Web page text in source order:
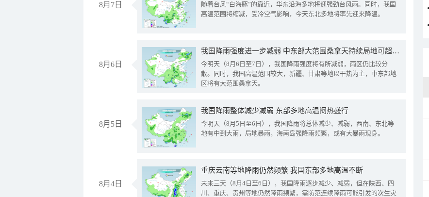
8月7日
随着台风“白海豚”的靠近，华东沿海多地将迎强劲台风雨。同时，我国
高温范围将缩减，受冷空气影响，今天东北多地将率先迎来降温。
8月6日
我国降雨强度进一步减弱 中东部大范围桑拿天持续局地可超38℃
今明天（8月6日至7日），我国降雨强度将有所减弱，雨区仍比较分
散。同时，我国高温范围较大，新疆、甘肃等地以干热为主，中东部地
区将有大范围桑拿天。
8月5日
我国降雨整体减少减弱 东部多地高温闷热盛行
今明天（8月5日至6日），我国降雨将总体减少、减弱，西南、东北等
地有中到大雨，局地暴雨，海南岛强降雨频繁，或有大暴雨现身。
8月4日
重庆云南等地降雨仍然频繁 我国东部多地高温不断
未来三天（8月4日至6日），我国降雨逐步减少、减弱，但在陕西、四
川、重庆、贵州等地仍然降雨频繁，需防范连续降雨可能引发的次生灾